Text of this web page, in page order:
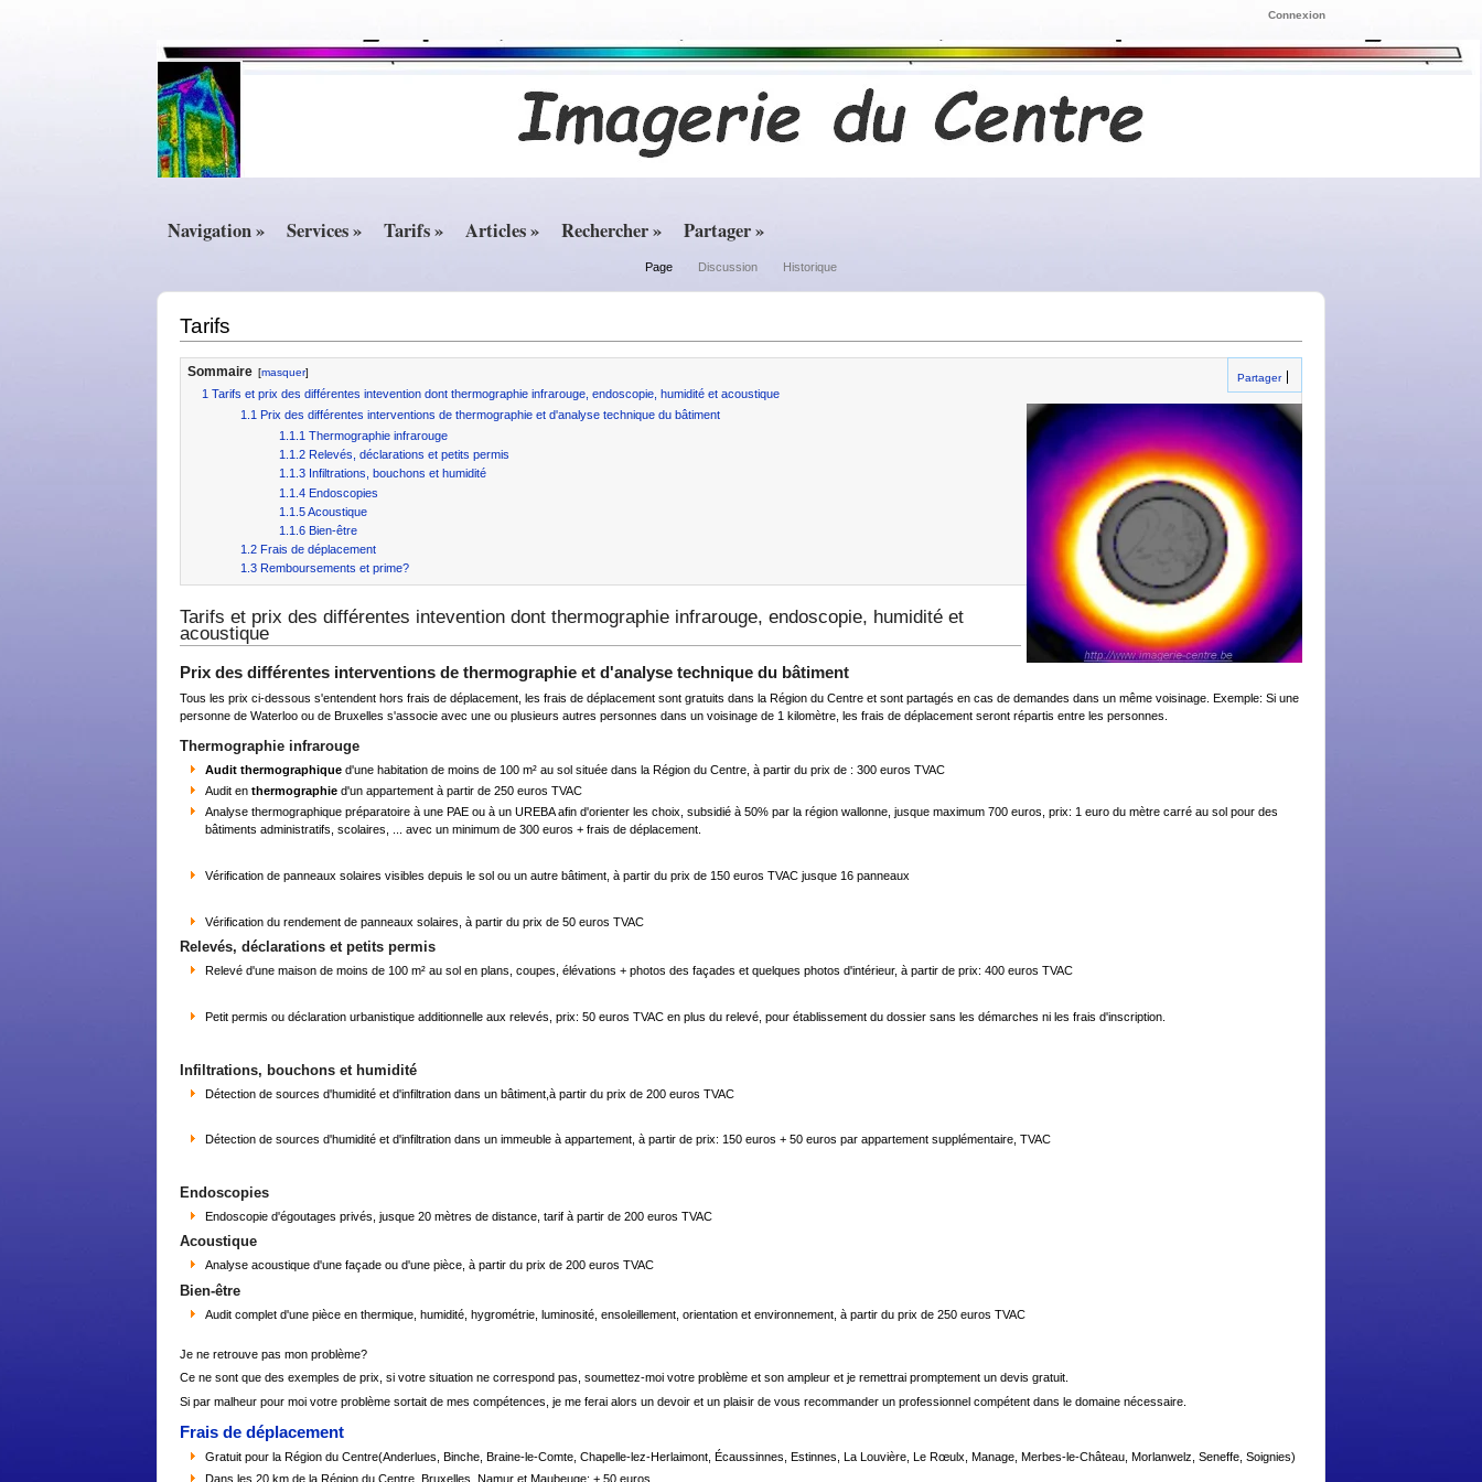
Connexion
Navigation » Services » Tarifs » Articles » Rechercher » Partager »
Page Discussion Historique
Tarifs
Partager
Sommaire [masquer]
1 Tarifs et prix des différentes intevention dont thermographie infrarouge, endoscopie, humidité et acoustique
1.1 Prix des différentes interventions de thermographie et d'analyse technique du bâtiment
1.1.1 Thermographie infrarouge
1.1.2 Relevés, déclarations et petits permis
1.1.3 Infiltrations, bouchons et humidité
1.1.4 Endoscopies
1.1.5Acoustique
1.1.6 Bien-être
1.2 Frais de déplacement
1.3 Remboursements et prime?
Tarifs et prix des différentes intevention dont thermographie infrarouge, endoscopie, humidité et
acoustique
Prix des différentes interventions de thermographie et d'analyse technique du bâtiment
Tous les prix ci-dessous s'entendent hors frais de déplacement, les frais de déplacement sont gratuits dans la Région du Centre et sont partagés en cas de demandes dans un même voisinage. Exemple: Si une
personne de Waterloo ou de Bruxelles s'associe avec une ou plusieurs autres personnes dans un voisinage de 1 kilomètre, les frais de déplacement seront répartis entre les personnes.
Thermographie infrarouge
Audit thermographique d'une habitation de moins de 100 m² au sol située dans la Région du Centre, à partir du prix de : 300 euros TVAC
Audit enthermographie d'un appartement à partir de 250 euros TVAC
Analyse thermographique préparatoire à une PAE ou à un UREBA afin d'orienter les choix, subsidié à 50% par la région wallonne, jusque maximum 700 euros, prix: 1 euro du mètre carré au sol pour des
bâtiments administratifs, scolaires, ... avec un minimum de 300 euros + frais de déplacement.
Vérification de panneaux solaires visibles depuis le sol ou un autre bâtiment, à partir du prix de 150 euros TVAC jusque 16 panneaux
Vérification du rendement de panneaux solaires, à partir du prix de 50 euros TVAC
Relevés, déclarations et petits permis
Relevé d'une maison de moins de 100 m² au sol en plans, coupes, élévations + photos des façades et quelques photos d'intérieur, à partir de prix: 400 euros TVAC
Petit permis ou déclaration urbanistique additionnelle aux relevés, prix: 50 euros TVAC en plus du relevé, pour établissement du dossier sans les démarches ni les frais d'inscription.
Infiltrations, bouchons et humidité
Détection de sources d'humidité et d'infiltration dans un bâtiment,à partir du prix de 200 euros TVAC
Détection de sources d'humidité et d'infiltration dans un immeuble à appartement, à partir de prix: 150 euros + 50 euros par appartement supplémentaire, TVAC
Endoscopies
Endoscopie d'égoutages privés, jusque 20 mètres de distance, tarif à partir de 200 euros TVAC
Acoustique
Analyse acoustique d'une façade ou d'une pièce, à partir du prix de 200 euros TVAC
Bien-être
Audit complet d'une pièce en thermique, humidité, hygrométrie, luminosité, ensoleillement, orientation et environnement, à partir du prix de 250 euros TVAC
Je ne retrouve pas mon problème?
Ce ne sont que des exemples de prix, si votre situation ne correspond pas, soumettez-moi votre problème et son ampleur et je remettrai promptement un devis gratuit.
Si par malheur pour moi votre problème sortait de mes compétences, je me ferai alors un devoir et un plaisir de vous recommander un professionnel compétent dans le domaine nécessaire.
Frais de déplacement
Gratuit pour la Région du Centre(Anderlues, Binche, Braine-le-Comte, Chapelle-lez-Herlaimont, Écaussinnes, Estinnes, La Louvière, Le Rœulx, Manage, Merbes-le-Château, Morlanwelz, Seneffe, Soignies)
Dans les 20 km de la Région du Centre, Bruxelles, Namur et Maubeuge: + 50 euros